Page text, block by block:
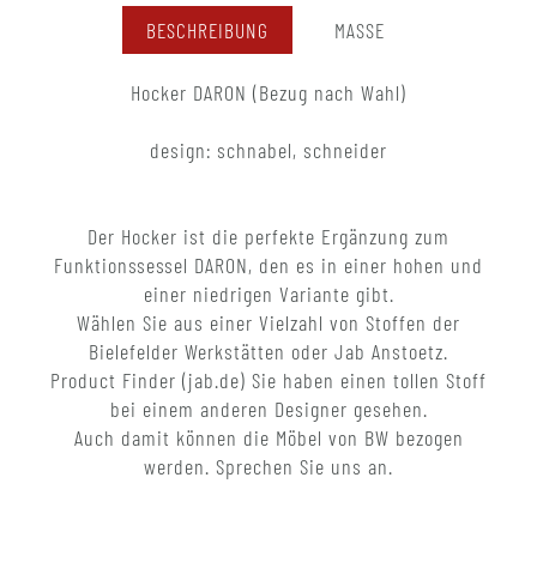
BESCHREIBUNG MASSE
Hocker DARON (Bezug nach Wahl)
design: schnabel, schneider
Der Hocker ist die perfekte Ergänzung zum
Funktionssessel DARON, den es in einer hohen und
einer niedrigen Variante gibt.
Wählen Sie aus einer Vielzahl von Stoffen der
Bielefelder Werkstätten oder Jab Anstoetz.
Product Finder (jab.de) Sie haben einen tollen Stoff
bei einem anderen Designer gesehen.
Auch damit können die Möbel von BW bezogen
werden. Sprechen Sie uns an.